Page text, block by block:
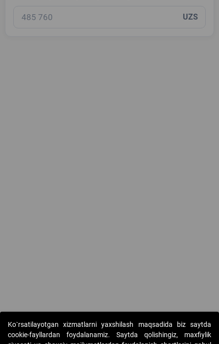
UZS
Ko`rsatilayotgan xizmatlarni yaxshilash maqsadida biz saytda
cookie-fayllardan foydalanamiz. Saytda qolishingiz, maxfiylik